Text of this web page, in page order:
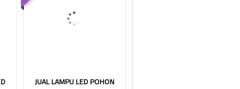
JUAL LAMPU LED POHON